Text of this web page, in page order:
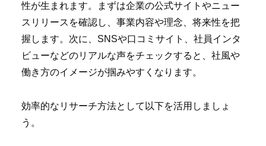
性が生まれます。まずは企業の公式サイトやニュー
スリリースを確認し、事業内容や理念、将来性を把
握します。次に、SNSや口コミサイト、社員インタ
ビューなどのリアルな声をチェックすると、社風や
働き方のイメージが掴みやすくなります。
効率的なリサーチ方法として以下を活用しましょ
う。